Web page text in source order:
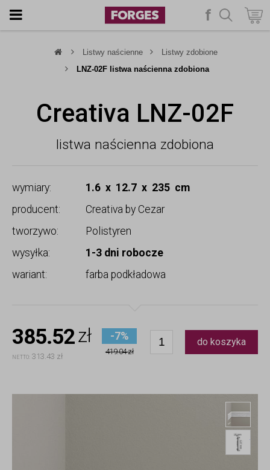
f szukaj
Listwy naścienne
Listwy zdobione
LNZ-02F listwa naścienna zdobiona
listwa naścienna zdobiona
Creativa LNZ-02F
wymiary:
1.6 x 12.7 x 235 cm
producent:
Creativa by Cezar
tworzywo:
Polistyren
wysyłka:
1-3 dni robocze
wariant:
farba podkładowa
385.52zł
NETTO: 313.43 zł
-7%
419.04 zł
do koszyka